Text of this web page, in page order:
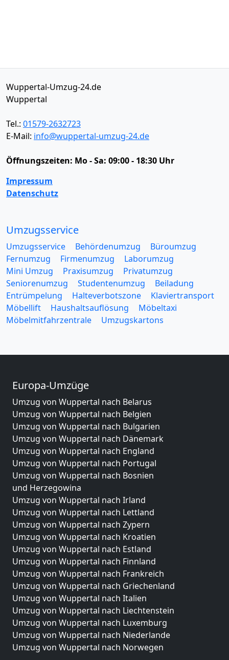
Wuppertal-Umzug-24.de
Wuppertal
Tel.: 01579-2632723
E-Mail: info@wuppertal-umzug-24.de
Öffnungszeiten: Mo - Sa: 09:00 - 18:30 Uhr
Impressum
Datenschutz
Umzugsservice
Umzugsservice Behördenumzug
Büroumzug
Fernumzug
Firmenumzug
Laborumzug
Mini Umzug
Praxisumzug
Privatumzug
Seniorenumzug
Studentenumzug
Beiladung
Entrümpelung
Halteverbotszone
Klaviertransport
Möbellift
Haushaltsauflösung
Möbeltaxi
Möbelmitfahrzentrale
Umzugskartons
Europa-Umzüge
Umzug von Wuppertal nach Belarus
Umzug von Wuppertal nach Belgien
Umzug von Wuppertal nach Bulgarien
Umzug von Wuppertal nach Dänemark
Umzug von Wuppertal nach England
Umzug von Wuppertal nach Portugal
Umzug von Wuppertal nach Bosnien
und Herzegowina
Umzug von Wuppertal nach Irland
Umzug von Wuppertal nach Lettland
Umzug von Wuppertal nach Zypern
Umzug von Wuppertal nach Kroatien
Umzug von Wuppertal nach Estland
Umzug von Wuppertal nach Finnland
Umzug von Wuppertal nach Frankreich
Umzug von Wuppertal nach Griechenland
Umzug von Wuppertal nach Italien
Umzug von Wuppertal nach Liechtenstein
Umzug von Wuppertal nach Luxemburg
Umzug von Wuppertal nach Niederlande
Umzug von Wuppertal nach Norwegen